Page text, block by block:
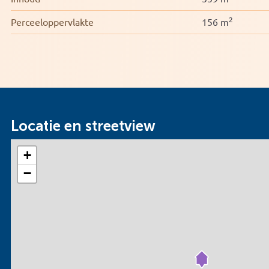
Perceeloppervlakte 156 m2
Locatie en streetview
+
−